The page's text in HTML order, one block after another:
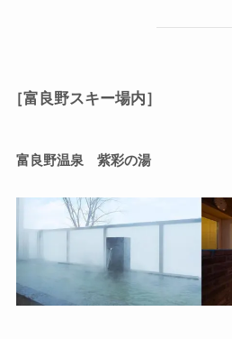
［富良野スキー場内］
富良野温泉 紫彩の湯